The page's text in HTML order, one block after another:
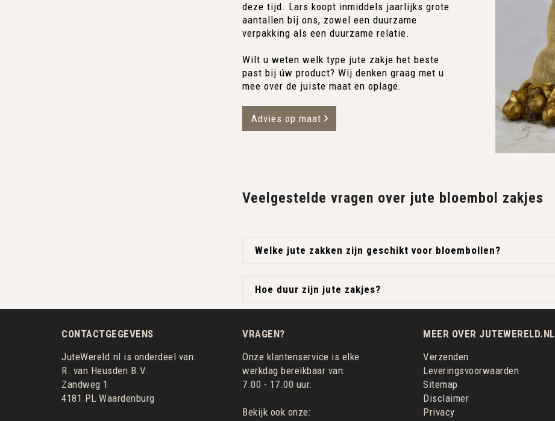
deze tijd. Lars koopt inmiddels jaarlijks grote
aantallen bij ons, zowel een duurzame
verpakking als een duurzame relatie.
Wilt u weten welk type jute zakje het beste
past bij úw product? Wij denken graag met u
mee over de juiste maat en oplage.
Advies op maat
Veelgestelde vragen over jute bloembol zakjes
Welke jute zakken zijn geschikt voor bloembollen?
Hoe duur zijn jute zakjes?
CONTACTGEGEVENS
JuteWereld.nl is onderdeel van:
R. van Heusden B.V.
Zandweg 1
4181 PL Waardenburg
VRAGEN?
Onze klantenservice is elke
werkdag bereikbaar van:
7.00 - 17.00 uur.
Bekijk ook onze:
MEER OVER JUTEWERELD.NL
Verzenden
Leveringsvoorwaarden
Sitemap
Disclaimer
Privacy